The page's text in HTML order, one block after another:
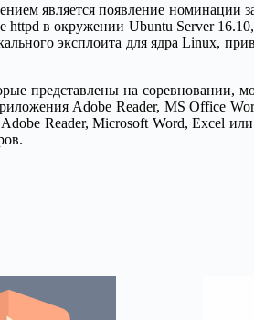
является появление номинации
в окружении Ubuntu Server
эксплоита для ядра Linux,
представлены на соревновании,
Adobe Reader, MS Office
Reader, Microsoft Word, Excel